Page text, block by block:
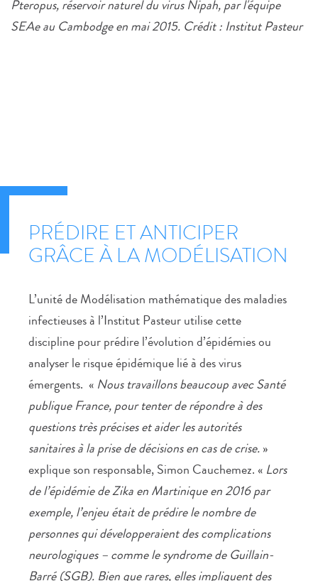
Pteropus, réservoir naturel du virus Nipah, par l'équipe
SEAe au Cambodge en mai 2015. Crédit : Institut Pasteur
PRÉDIRE ET ANTICIPER
GRÂCE À LA MODÉLISATION
L’unité de Modélisation mathématique des maladies
infectieuses à l’Institut Pasteur utilise cette
discipline pour prédire l’évolution d’épidémies ou
analyser le risque épidémique lié à des virus
émergents. « Nous travaillons beaucoup avec Santé
publique France, pour tenter de répondre à des
questions très précises et aider les autorités
sanitaires à la prise de décisions en cas de crise.»
explique son responsable, Simon Cauchemez. « Lors
de l’épidémie de Zika en Martinique en 2016 par
exemple, l’enjeu était de prédire le nombre de
personnes qui développeraient des complications
neurologiques – comme le syndrome de Guillain-
Barré (SGB). Bien que rares, elles impliquent des